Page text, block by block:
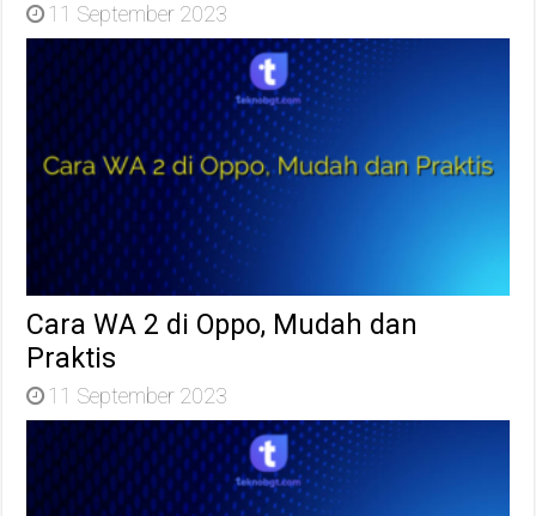
11 September 2023
Cara WA 2 di Oppo, Mudah dan
Praktis
11 September 2023